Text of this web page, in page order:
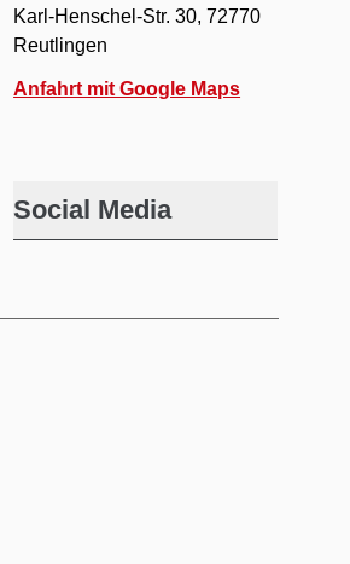
Karl-Henschel-Str. 30, 72770
Reutlingen
Anfahrt mit Google Maps
Social Media